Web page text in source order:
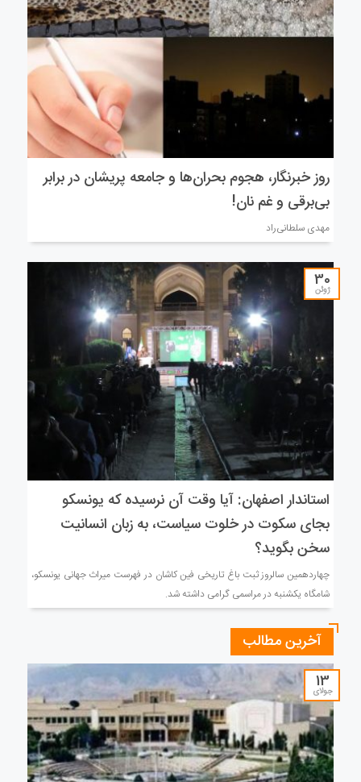
روز خبرنگار، هجوم بحران‌ها و جامعه پریشان در برابر
بی‌برقی و غم نان!
مهدی سلطانی‌راد
30
ژوئن
استاندار اصفهان: آیا وقت آن نرسیده که یونسکو
بجای سکوت در خلوت سیاست، به زبان انسانیت
سخن بگوید؟
چهاردهمین سالروز ثبت باغ‌ تاریخی فین کاشان در فهرست میراث جهانی یونسکو،
شامگاه یکشنبه در مراسمی گرامی داشته شد.
آخرین مطالب
13
جولای